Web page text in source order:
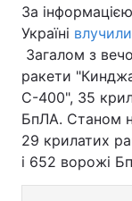
За
Україні
Загалом з
ракети
С-400", 35
БпЛА. Станом
29 крилатих
і 652 ворожі